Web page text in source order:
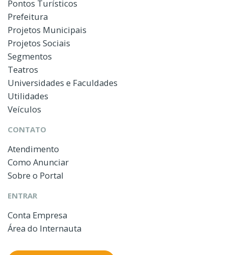
Pontos Turísticos
Prefeitura
Projetos Municipais
Projetos Sociais
Segmentos
Teatros
Universidades e Faculdades
Utilidades
Veículos
CONTATO
Atendimento
Como Anunciar
Sobre o Portal
ENTRAR
Conta Empresa
Área do Internauta